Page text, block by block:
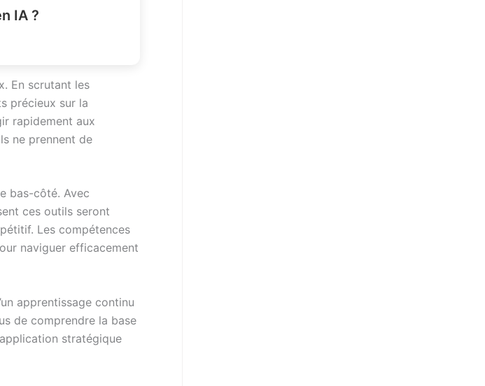
IA ?
En scrutant les
précieux sur la
rapidement aux
ne prennent de
bas-côté. Avec
ces outils seront
Les compétences
naviguer efficacement
apprentissage continu
de comprendre la base
stratégique